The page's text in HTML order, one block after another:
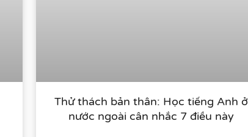
Thử thách bản thân: Học tiếng Anh ở
nước ngoài cân nhắc 7 điều này​